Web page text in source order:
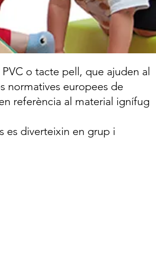
o tacte pell, que ajuden al
normatives europees de
referència al material ignífug
es diverteixin en grup i